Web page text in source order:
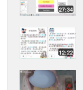
27:34
12:22